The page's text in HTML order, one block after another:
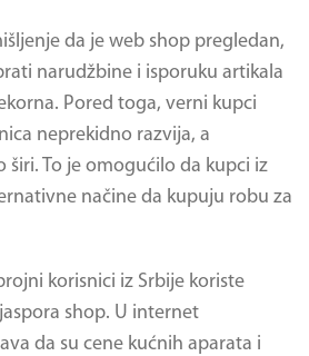
da je web shop pregledan,
narudžbine i isporuku artikala
Pored toga, verni kupci
neprekidno razvija, a
To je omogućilo da kupci iz
načine da kupuju robu za
korisnici iz Srbije koriste
shop. U internet
da su cene kućnih aparata i